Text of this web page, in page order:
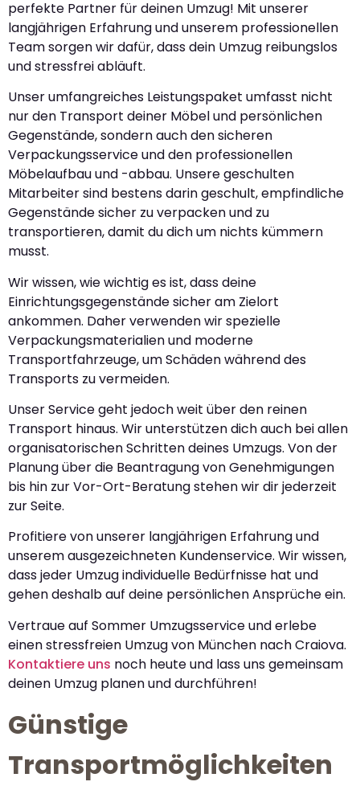
perfekte Partner für deinen Umzug! Mit unserer
langjährigen Erfahrung und unserem professionellen
Team sorgen wir dafür, dass dein Umzug reibungslos
und stressfrei abläuft.
Unser umfangreiches Leistungspaket umfasst nicht
nur den Transport deiner Möbel und persönlichen
Gegenstände, sondern auch den sicheren
Verpackungsservice und den professionellen
Möbelaufbau und -abbau. Unsere geschulten
Mitarbeiter sind bestens darin geschult, empfindliche
Gegenstände sicher zu verpacken und zu
transportieren, damit du dich um nichts kümmern
musst.
Wir wissen, wie wichtig es ist, dass deine
Einrichtungsgegenstände sicher am Zielort
ankommen. Daher verwenden wir spezielle
Verpackungsmaterialien und moderne
Transportfahrzeuge, um Schäden während des
Transports zu vermeiden.
Unser Service geht jedoch weit über den reinen
Transport hinaus. Wir unterstützen dich auch bei allen
organisatorischen Schritten deines Umzugs. Von der
Planung über die Beantragung von Genehmigungen
bis hin zur Vor-Ort-Beratung stehen wir dir jederzeit
zur Seite.
Profitiere von unserer langjährigen Erfahrung und
unserem ausgezeichneten Kundenservice. Wir wissen,
dass jeder Umzug individuelle Bedürfnisse hat und
gehen deshalb auf deine persönlichen Ansprüche ein.
Vertraue auf Sommer Umzugsservice und erlebe
einen stressfreien Umzug von München nach Craiova.
Kontaktiere uns noch heute und lass uns gemeinsam
deinen Umzug planen und durchführen!
Günstige
Transportmöglichkeiten